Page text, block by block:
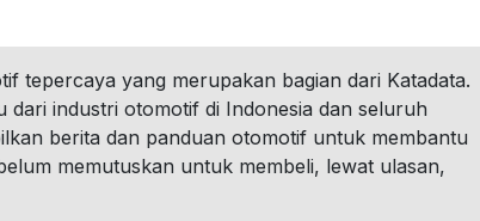
tepercaya yang merupakan bagian dari Katadata.
dari industri otomotif di Indonesia dan seluruh
berita dan panduan otomotif untuk membantu
memutuskan untuk membeli, lewat ulasan,